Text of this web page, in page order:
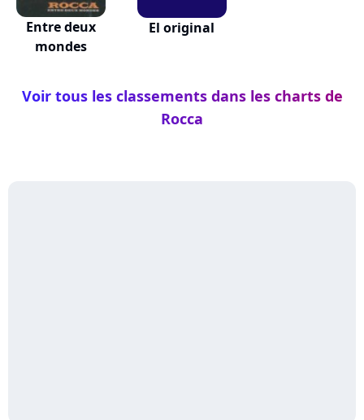
Entre deux
mondes
El original
Voir tous les classements dans les charts de
Rocca